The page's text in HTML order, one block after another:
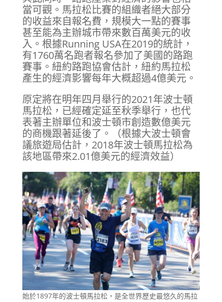
當可觀。馬拉松比賽的組織者絕大部分
的收益來自報名費，規模大一點的賽事
甚至能為主辦城市帶來數百萬美元的收
入。根據Running USA在2019的統計，
有1760萬名跑者報名參加了美國的路跑
賽事。紐約路跑協會估計，紐約馬拉松
產生的經濟影響每年大概超過4億美元。
原定將在明年四月舉行的2021年波士頓
馬拉松，已經確定延至秋季舉行，也代
表著主辦單位和波士頓市創造數億美元
的商機跟著延後了。（根據大波士頓會
議旅遊局估計，2018年波士頓馬拉松為
該地區帶來2.01億美元的經濟效益）
始於1897年的波士頓馬拉松，是全世界歷史最悠久的馬拉